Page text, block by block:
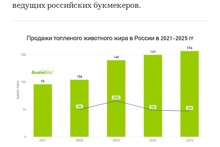
Ресурсы сети Интернет в России и мире.
Экспертные опросы.
Материалы участников отечественного и
Результаты исследований маркетинговых и
консалтинговых агентств.
Материалы отраслевых учреждений и базы
данных.
Материалы и базы данных статистики ООН
ведущих российских букмекеров.